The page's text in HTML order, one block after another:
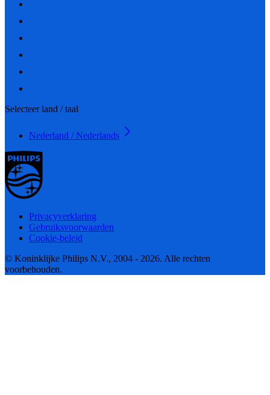
Selecteer land / taal
Nederland / Nederlands
Privacyverklaring
Gebruiksvoorwaarden
Cookie-beleid
© Koninklijke Philips N.V., 2004 - 2026. Alle rechten
voorbehouden.